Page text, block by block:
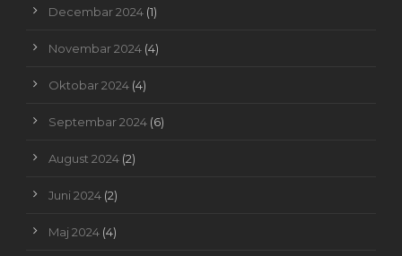
Decembar 2024 (1)
Novembar 2024 (4)
Oktobar 2024 (4)
Septembar 2024 (6)
August 2024 (2)
Juni 2024 (2)
Maj 2024 (4)